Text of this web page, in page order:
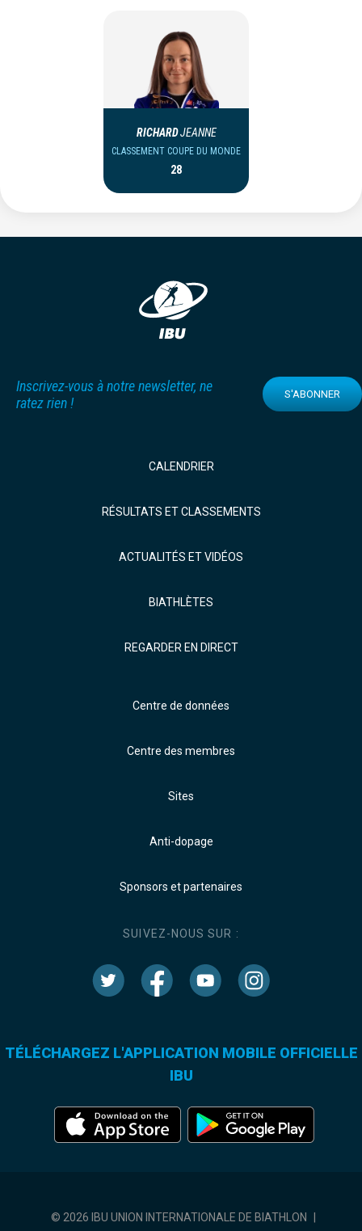
RICHARDJEANNE
CLASSEMENT COUPE DU MONDE
28
Inscrivez-vous à notre newsletter, ne
ratez rien !
S'ABONNER
CALENDRIER
RÉSULTATS ET CLASSEMENTS
ACTUALITÉS ET VIDÉOS
BIATHLÈTES
REGARDER EN DIRECT
Centre de données
Centre des membres
Sites
Anti-dopage
Sponsors et partenaires
SUIVEZ-NOUS SUR :
TÉLÉCHARGEZ L'APPLICATION MOBILE OFFICIELLE
IBU
© 2026 IBU UNION INTERNATIONALE DE BIATHLON